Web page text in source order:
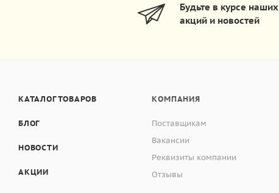
Будьте в курсе наших
акций и новостей
КАТАЛОГ ТОВАРОВ
БЛОГ
НОВОСТИ
АКЦИИ
КОМПАНИЯ
Поставщикам
Вакансии
Реквизиты компании
Отзывы